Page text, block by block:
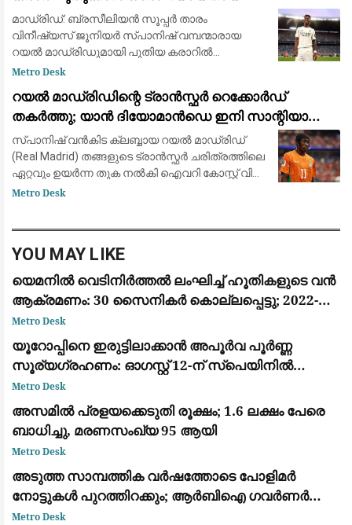
ഫാബ്രിസിയോ റൊമാനോയും ദ അത്‌ലറ്റിക്കും
മാഡ്രിഡ്: ബ്രസീലിയൻ സൂപ്പർ താരം
വിനീഷ്യസ് ജൂനിയർ സ്പാനിഷ് വമ്പന്മാരായ
റയൽ മാഡ്രിഡുമായി പുതിയ കരാറിൽ
ഒപ്പുവെക്കാൻ ഒരുങ്ങുന്നു. പ്രമുഖ ട്രാൻസ്ഫർ
റൊമാനോയും 'ദ അത്‌ലറ്റികു'മാണ
Metro Desk
റയൽ മാഡ്രിഡിന്റെ ട്രാൻസ്ഫർ റെക്കോർഡ്
തകർത്തു; യാൻ ദിയോമാൻഡെ ഇനി സാന്റിയാഗോ
ബെർണബ്യൂവിൽ
സ്പാനിഷ് വൻകിട ക്ലബ്ബായ റയൽ മാഡ്രിഡ്
(Real Madrid) തങ്ങളുടെ ട്രാൻസ്ഫർ ചരിത്രത്തിലെ
ഏറ്റവും ഉയർന്ന തുക നൽകി ഐവറി കോസ്റ്റ് വിങ്
ഫോർവേഡ് യാൻ ദിയോമാൻഡെയെ (Yan
Metro Desk
YOU MAY LIKE
യെമനിൽ വെടിനിർത്തൽ ലംഘിച്ച് ഹൂതികളുടെ വൻ
ആക്രമണം: 30 സൈനികർ കൊല്ലപ്പെട്ടു; 2022-ന്
ശേഷമുള്ള ഏറ്റവും വലിയ ഏറ്റുമുട്ടൽ
Metro Desk
യൂറോപ്പിനെ ഇരുട്ടിലാക്കാൻ അപൂർവ പൂർണ്ണ
സൂര്യഗ്രഹണം: ഓഗസ്റ്റ് 12-ന് സ്പെയിനിൽ
പ്രകൃതിയുടെ വിസ്മയക്കാഴ്ച
Metro Desk
അസമിൽ പ്രളയക്കെടുതി രൂക്ഷം; 1.6 ലക്ഷം പേരെ
ബാധിച്ചു, മരണസംഖ്യ 95 ആയി
Metro Desk
അടുത്ത സാമ്പത്തിക വർഷത്തോടെ പോളിമർ
നോട്ടുകൾ പുറത്തിറക്കും; ആർബിഐ ഗവർണർ
സഞ്ജയ് മൽഹോത്ര
Metro Desk